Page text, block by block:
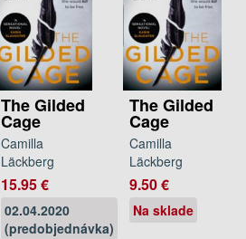
The Gilded
Cage
Camilla
Läckberg
15.95 €
02.04.2020
(predobjednávka)
The Gilded
Cage
Camilla
Läckberg
9.50 €
Na sklade